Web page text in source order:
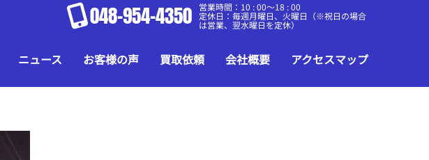
048-954-4350 営業時間：10 : 00～18 : 00
定休日：毎週月曜日、火曜日（※祝日の場合
は営業、翌水曜日を定休）
ニュース お客様の声 買取依頼 会社概要 アクセスマップ